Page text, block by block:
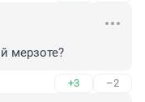
мерзоте?
+3 –2